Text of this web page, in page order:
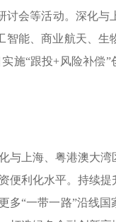
会等活动。深化与
能、商业航天、
施“跟投+风险补偿”
与上海、粤港澳大
便利化水平。持续
“一带一路”沿线国